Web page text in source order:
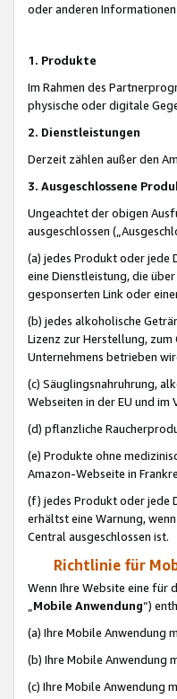
oder anderen
1. Produkte
Im Rahmen des
physische oder digitale
2. Dienstleistungen
Derzeit zählen außer den
3. Ausgeschlossene
Ungeachtet der obigen
ausgeschlossen
(a) jedes Produkt oder jede
eine Dienstleistung, die
gesponserten Link oder
(b) jedes alkoholische
Lizenz zur Herstellung,
Unternehmens betrieben
(c) Säuglingsnahruhrung,
Webseiten in der EU und
(d) pflanzliche
(e) Produkte ohne
Amazon-Webseite in
(f) jedes Produkt oder jede
erhältst eine Warnung,
Central ausgeschlossen ist.
Richtlinie für
Wenn Ihre Website eine
„Mobile Anwendung“)
(a) Ihre Mobile Anwendung
(b) Ihre Mobile Anwendung
(c) Ihre Mobile Anwendung